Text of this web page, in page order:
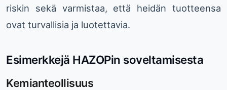
riskin sekä varmistaa, että heidän tuotteensa
ovat turvallisia ja luotettavia.
Esimerkkejä HAZOPin soveltamisesta
Kemianteollisuus